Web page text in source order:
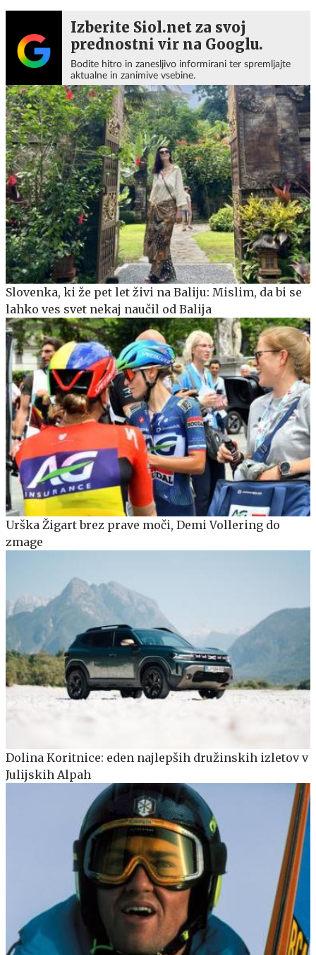
Izberite Siol.net za svoj
prednostni vir na Googlu.
Bodite hitro in zanesljivo informirani ter spremljajte
aktualne in zanimive vsebine.
Slovenka, ki že pet let živi na Baliju: Mislim, da bi se
lahko ves svet nekaj naučil od Balija
Urška Žigart brez prave moči, Demi Vollering do
zmage
Dolina Koritnice: eden najlepših družinskih izletov v
Julijskih Alpah